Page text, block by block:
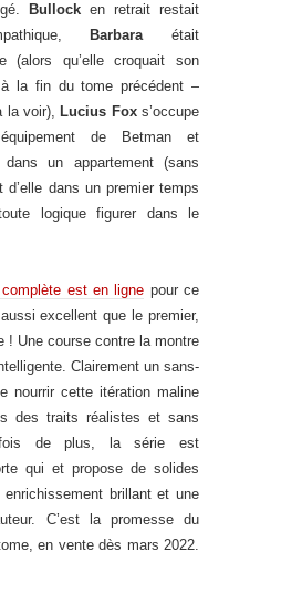
Bullock en retrait restait
Barbaraétait
(alors qu’elle croquait son
la fin du tome précédent –
la voir), Lucius Foxs’occupe
de Betman et
un appartement (sans
d’elle dans un premier temps
logique figurer dans le
complète est en ligne pour ce
excellent que le premier,
! Une course contre la montre
Clairement un sans-
nourrir cette itération maline
des traits réalistes et sans
fois de plus, la série est
qui et propose de solides
brillant et une
C’est la promesse du
en vente dès mars 2022.